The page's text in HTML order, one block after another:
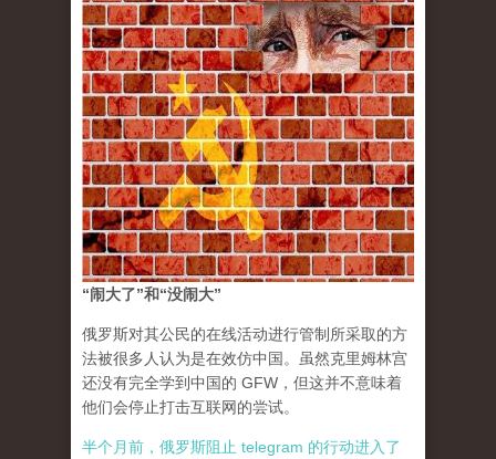
“闹大了”和“没闹大”
俄罗斯对其公民的在线活动进行管制所采取的方
法被很多人认为是在效仿中国。虽然克里姆林宫
还没有完全学到中国的 GFW，但这并不意味着
他们会停止打击互联网的尝试。
半个月前，俄罗斯阻止 telegram 的行动进入了